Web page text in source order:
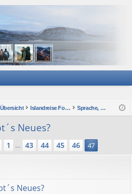
Islandreise Forum Sprache, Politik, Gesellschaft und Wirtschaft
Neues?
47 von47
Vorherige
1 43 44 45 46 47
Neues?